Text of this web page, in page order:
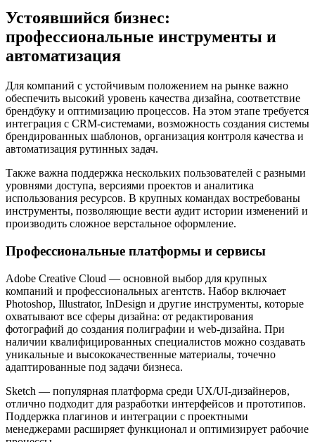
Устоявшийся бизнес:
профессиональные инструменты и
автоматизация
Для компаний с устойчивым положением на рынке важно
обеспечить высокий уровень качества дизайна, соответствие
брендбуку и оптимизацию процессов. На этом этапе требуется
интеграция с CRM-системами, возможность создания системы
брендированных шаблонов, организация контроля качества и
автоматизация рутинных задач.
Также важна поддержка нескольких пользователей с разными
уровнями доступа, версиями проектов и аналитика
использования ресурсов. В крупных командах востребованы
инструменты, позволяющие вести аудит истории изменений и
производить сложное верстальное оформление.
Профессиональные платформы и сервисы
Adobe Creative Cloud — основной выбор для крупных
компаний и профессиональных агентств. Набор включает
Photoshop, Illustrator, InDesign и другие инструменты, которые
охватывают все сферы дизайна: от редактирования
фотографий до создания полиграфии и web-дизайна. При
наличии квалифицированных специалистов можно создавать
уникальные и высококачественные материалы, точечно
адаптированные под задачи бизнеса.
Sketch — популярная платформа среди UX/UI-дизайнеров,
отлично подходит для разработки интерфейсов и прототипов.
Поддержка плагинов и интеграции с проектными
менеджерами расширяет функционал и оптимизирует рабочие